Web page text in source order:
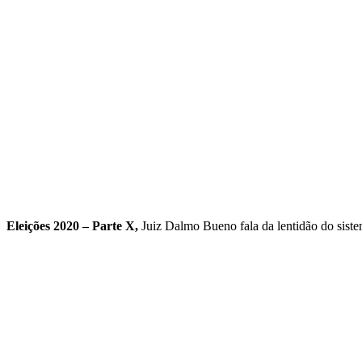
Eleições 2020 – Parte X, Juiz Dalmo Bueno fala da lentidão do